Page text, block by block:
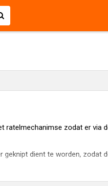
ratelmechanimse zodat er via
dient te worden, zodat